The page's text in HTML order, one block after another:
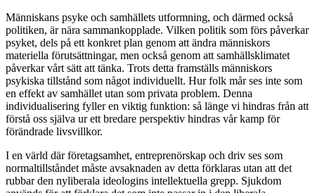
Människans psyke och samhällets utformning, och därmed också
politiken, är nära sammankopplade. Vilken politik som förs påverkar
psyket, dels på ett konkret plan genom att ändra människors
materiella förutsättningar, men också genom att samhällsklimatet
påverkar vårt sätt att tänka. Trots detta framställs människors
psykiska tillstånd som något individuellt. Hur folk mår ses inte som
en effekt av samhället utan som privata problem. Denna
individualisering fyller en viktig funktion: så länge vi hindras från att
förstå oss själva ur ett bredare perspektiv hindras vår kamp för
förändrade livsvillkor.
I en värld där företagsamhet, entreprenörskap och driv ses som
normaltillståndet måste avsaknaden av detta förklaras utan att det
rubbar den nyliberala ideologins intellektuella grepp. Sjukdom